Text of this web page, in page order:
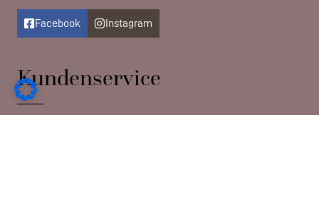
Facebook Instagram
Kundenservice